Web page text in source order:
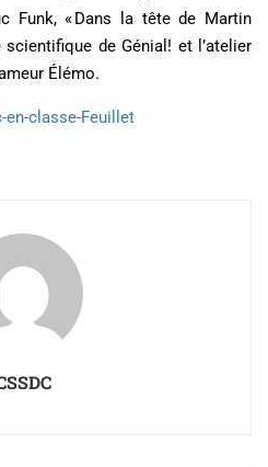
Funk, « Dans la tête de Martin
de Génial! et l’atelier
Élémo.
en-classe-Feuillet